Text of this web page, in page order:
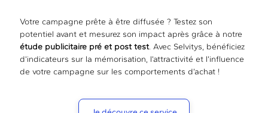
Votre campagne prête à être diffusée ? Testez son
potentiel avant et mesurez son impact après grâce à notre
étude publicitaire pré et post test. Avec Selvitys, bénéficiez
d’indicateurs sur la mémorisation, l’attractivité et l’influence
de votre campagne sur les comportements d’achat !